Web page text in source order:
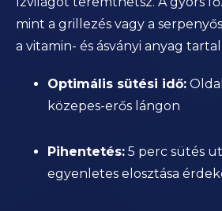
mint a grillezés vagy a
a vitamin- és ásványi anyag
Optimális sütési idő:
közepes-erős lángon
Pihentetés: 5 perc sütés
egyenletes elosztása